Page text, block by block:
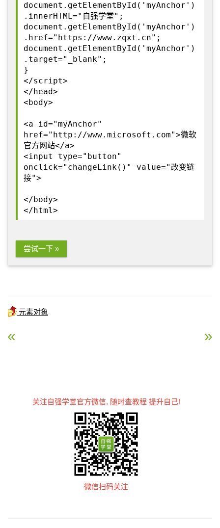
document.getElementById('myAnchor')
.innerHTML="自强学堂";
document.getElementById('myAnchor')
.href="https://www.zqxt.cn";
document.getElementById('myAnchor')
.target="_blank";
}
</script>
</head>
<body>
<a id="myAnchor"
href="http://www.microsoft.com">微软
官方网站</a>
<input type="button"
onclick="changeLink()" value="改变链
接">
</body>
</html>
尝试一下 »
元素对象
« HTML DOM insertBefore 方法HTML DOM id 属性 »
关注自强学堂官方微信, 随时查教程 提升自己!
微信扫码关注